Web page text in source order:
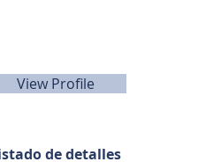
View Profile
de detalles